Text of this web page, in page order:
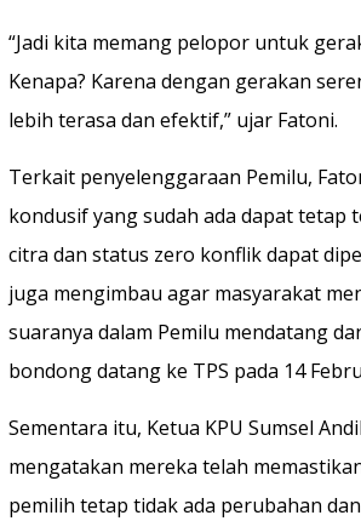
“Jadi kita memang pelopor untuk
Kenapa? Karena dengan gerakan
lebih terasa dan efektif,” ujar Fatoni.
Terkait penyelenggaraan Pemilu,
kondusif yang sudah ada dapat tetap
citra dan status zero konflik dapat
juga mengimbau agar masyarakat
suaranya dalam Pemilu mendatang
bondong datang ke TPS pada 14
Sementara itu, Ketua KPU Sumsel
mengatakan mereka telah
pemilih tetap tidak ada perubahan